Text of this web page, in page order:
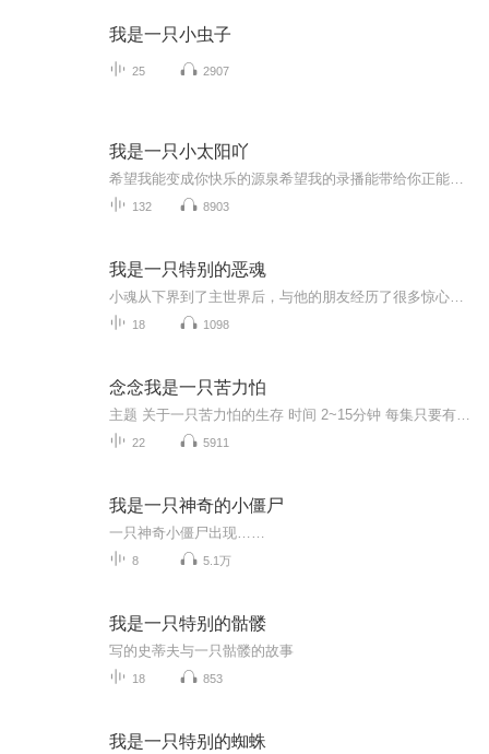
我是一只小虫子
25 2907
我是一只小太阳吖
132 8903
我是一只特别的恶魂
18 1098
念念我是一只苦力怕
22 5911
我是一只神奇的小僵尸
一只神奇小僵尸出现……
8 5.1万
我是一只特别的骷髅
写的史蒂夫与一只骷髅的故事
18 853
我是一只特别的蜘蛛